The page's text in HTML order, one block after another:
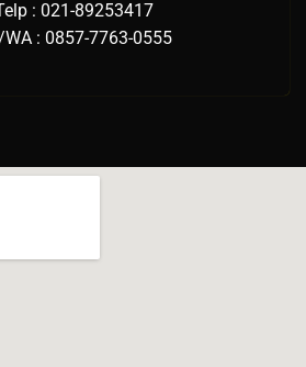
: 021-89253417
WA : 0857-7763-0555